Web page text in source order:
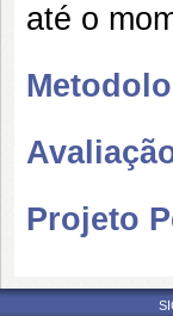
até o
Projeto